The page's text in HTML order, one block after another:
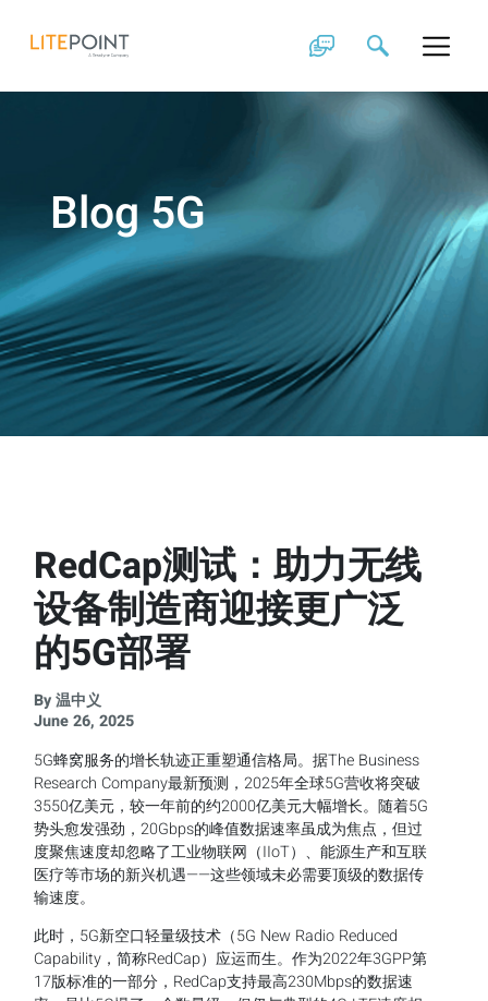
content
Blog 5G
RedCap测试：助力无线
设备制造商迎接更广泛
的5G部署
By 温中义
June 26, 2025
5G蜂窝服务的增长轨迹正重塑通信格局。据The Business
Research Company最新预测，2025年全球5G营收将突破
3550亿美元，较一年前的约2000亿美元大幅增长。随着5G
势头愈发强劲，20Gbps的峰值数据速率虽成为焦点，但过
度聚焦速度却忽略了工业物联网（IIoT）、能源生产和互联
医疗等市场的新兴机遇——这些领域未必需要顶级的数据传
输速度。
此时，5G新空口轻量级技术（5G New Radio Reduced
Capability，简称RedCap）应运而生。作为2022年3GPP第
17版标准的一部分，RedCap支持最高230Mbps的数据速